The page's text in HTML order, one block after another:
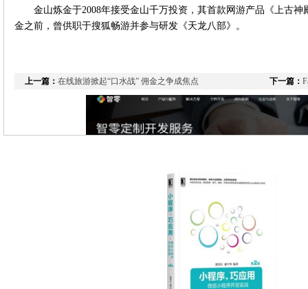
金山炼金于2008年接受金山千万投资，其首款网游产品《上古
金之前，曾供职于搜狐畅游并参与研发《天龙八部》。
上一篇： 在线旅游掀起“口水战” 佣金之争成焦点 下一篇：